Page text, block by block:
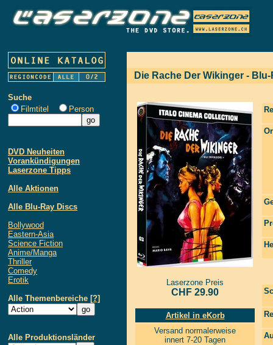
Suche
Filmtitel
Person
DVD Neuheiten
Vorankündigungen
Laserzone Tipps
Alle Aktionen
Alle Blu-Ray Discs
Bollywood
Eastern-Asia
Science Fiction
Anime/Manga
Thriller
Comedy
Erotik
Alle Themenbereiche [?]
Alle Produktionsländer
Die Rache Der Wikinger -
Laserzone Preis
CHF 29.90
Artikel in eKorb
Versand normalerweise
innert 7-20 Tagen